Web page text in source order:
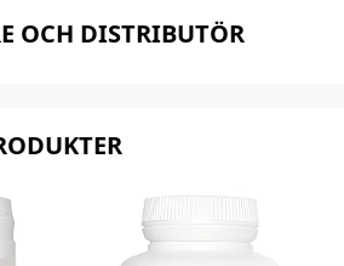
OCH DISTRIBUTÖR